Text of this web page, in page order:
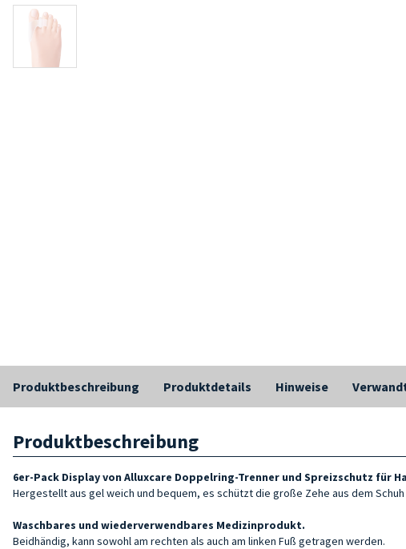
Produktbeschreibung Produktdetails Hinweise
Produktbeschreibung
6er-Pack Display von Alluxcare Doppelring-Trenner und Spreizschutz für
Hergestellt aus gelweich und bequem, es schützt die große Zehe aus dem
Waschbares und wiederverwendbares Medizinprodukt.
Beidhändig, kann sowohl am rechten als auch am linken Fuß getragen werden.